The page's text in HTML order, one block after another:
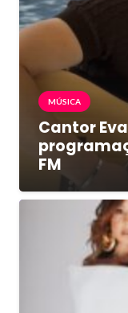
MÚSICA
Cantor
FM